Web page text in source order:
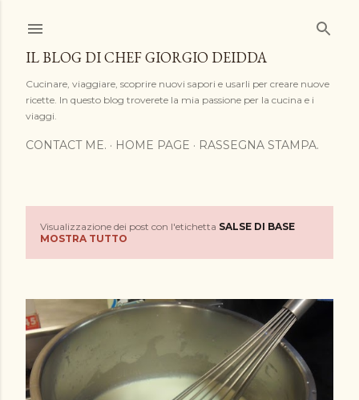
IL BLOG DI CHEF GIORGIO DEIDDA
Cucinare, viaggiare, scoprire nuovi sapori e usarli per creare nuove
ricette. In questo blog troverete la mia passione per la cucina e i
viaggi.
CONTACT ME. HOME PAGE RASSEGNA STAMPA.
s
t
Visualizzazione dei post con l'etichetta SALSE DI BASE
MOSTRA TUTTO